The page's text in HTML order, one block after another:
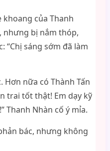
khoang của Thanh
nhưng bị nắm thóp,
“Chị sáng sớm đã làm
Hơn nữa có Thành Tấn
trai tốt thật! Em dạy kỹ
Thanh Nhàn cố ý mỉa.
bác, nhưng không